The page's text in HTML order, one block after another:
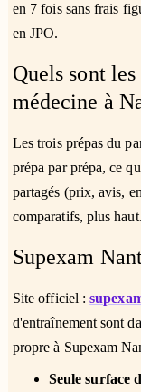
en 7 fois sans frais
en JPO.
Quels sont
médecine à
Les trois prépas du
prépa par prépa, ce
partagés (prix, avis,
comparatifs, plus haut.
Supexam
Site officiel :
d'entraînement sont
propre à Supexam
Seule surface